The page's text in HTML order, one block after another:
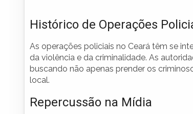
Histórico de Operações
As operações policiais no Ceará têm se
da violência e da criminalidade. As
buscando não apenas prender os
local.
Repercussão na Mídia